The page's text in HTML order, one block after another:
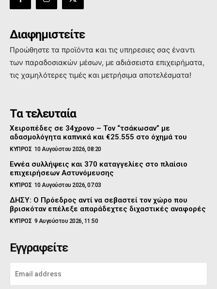
Διαφημιστείτε
Προώθηστε τα προϊόντα και τις υπηρεσιες σας έναντι
των παραδοσιακών μέσων, με αδιάσειστα επιχειρήματα,
τις χαμηλότερες τιμές και μετρήσιμα αποτελέσματα!
Τα τελευταία
Χειροπέδες σε 34χρονο – Τον “τσάκωσαν” με
αδασμολόγητα καπνικά και €25.555 στο όχημά του
ΚΥΠΡΟΣ 10 Αυγούστου 2026, 08:20
Εννέα συλλήψεις και 370 καταγγελίες στο πλαίσιο
επιχειρήσεων Αστυνόμευσης
ΚΥΠΡΟΣ 10 Αυγούστου 2026, 07:03
ΔΗΣΥ: Ο Πρόεδρος αντί να σεβαστεί τον χώρο που
βρισκόταν επέλεξε απαράδεχτες διχαστικές αναφορές
ΚΥΠΡΟΣ 9 Αυγούστου 2026, 11:50
Εγγραφείτε